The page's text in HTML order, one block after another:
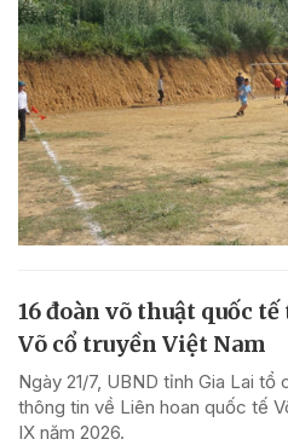
16 đoàn võ thuật quốc
Võ cổ truyền Việt Nam
Ngày 21/7, UBND tỉnh Gia Lai
thông tin về Liên hoan quốc tế
IX năm 2026.